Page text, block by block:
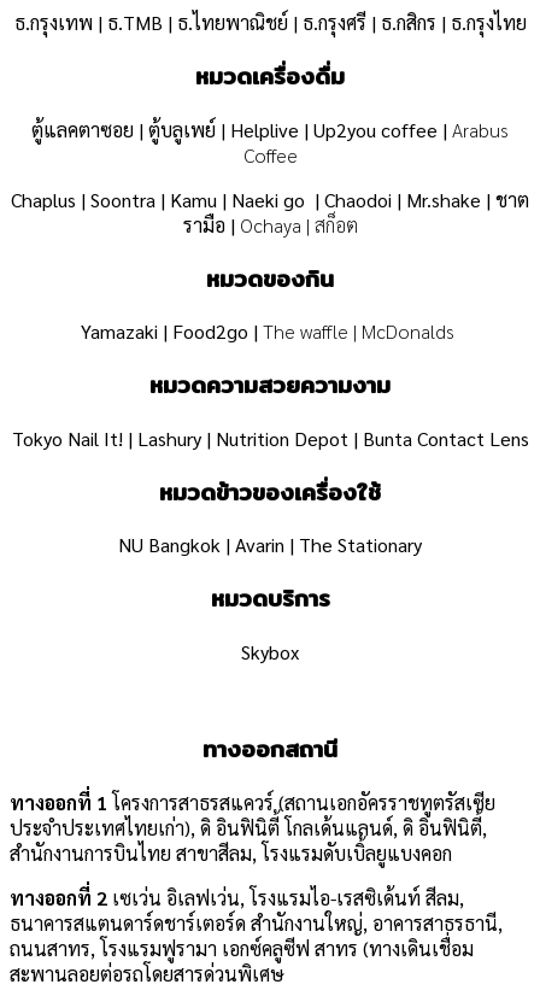
ธ.กรุงเทพ | ธ.TMB | ธ.ไทยพาณิชย์ | ธ.กรุงศรี | ธ.กสิกร | ธ.กรุงไทย
หมวดเครื่องดื่ม
ตู้แลคตาซอย |ตู้บลูเพย์ | Helplive |Up2you coffee |Arabus
Coffee
Chaplus |Soontra | Kamu | Naeki go |Chaodoi | Mr.shake |ชาต
รามือ | Ochaya | สก็อต
หมวดของกิน
Yamazaki | Food2go |The waffle | McDonalds
หมวดความสวยความงาม
Tokyo Nail It! | Lashury | Nutrition Depot | Bunta Contact Lens
หมวดข้าวของเครื่องใช้
NU Bangkok |Avarin | The Stationary
หมวดบริการ
Skybox
ทางออกสถานี
ทางออกที่ 1 โครงการสาธรสแควร์ (สถานเอกอัครราชทูตรัสเซีย
ประจำประเทศไทยเก่า), ดิ อินฟินิตี้ โกลเด้นแลนด์, ดิ อินฟินิตี้,
สำนักงานการบินไทย สาขาสีลม, โรงแรมดับเบิ้ลยูแบงคอก
ทางออกที่ 2 เซเว่น อิเลฟเว่น, โรงแรมไอ-เรสซิเด้นท์ สีลม,
ธนาคารสแตนดาร์ดชาร์เตอร์ด สำนักงานใหญ่, อาคารสาธรธานี,
ถนนสาทร, โรงแรมฟูรามา เอกซ์คลูซีฟ สาทร (ทางเดินเชื่อม
สะพานลอยต่อรถโดยสารด่วนพิเศษ